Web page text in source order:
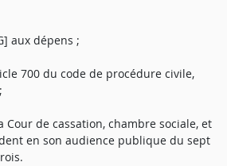
aux dépens ;
700 du code de procédure civile,
de cassation, chambre sociale, et
en son audience publique du sept